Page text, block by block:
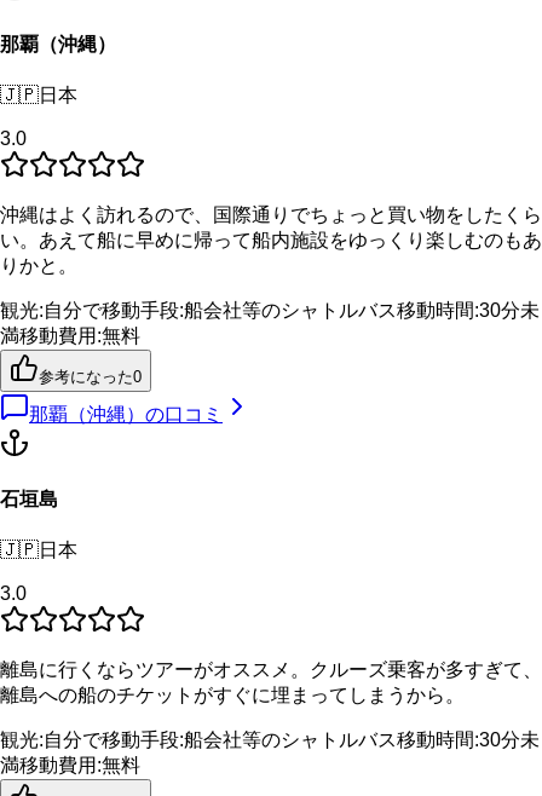
那覇（沖縄）
🇯🇵日本
3.0
沖縄はよく訪れるので、国際通りでちょっと買い物をしたくら
い。あえて船に早めに帰って船内施設をゆっくり楽しむのもあ
りかと。
観光:自分で移動手段:船会社等のシャトルバス移動時間:30分未
満移動費用 :無料
参考になった0
那覇（沖縄） の口コミ
石垣島
🇯🇵日本
3.0
離島に行くならツアーがオススメ。クルーズ乗客が多すぎて、
離島への船のチケットがすぐに埋まってしまうから。
観光:自分で移動手段:船会社等のシャトルバス移動時間:30分未
満移動費用 :無料